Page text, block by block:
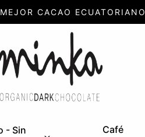
CACAO ECUATORIANO
- Sin
Café